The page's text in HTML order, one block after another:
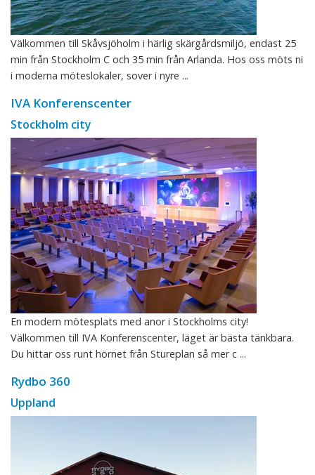
Välkommen till Skåvsjöholm i härlig skärgårdsmiljö, endast 25
min från Stockholm C och 35 min från Arlanda. Hos oss möts ni
i moderna möteslokaler, sover i nyre ...
IVA Konferenscenter
Stockholm city
En modern mötesplats med anor i Stockholms city!
Välkommen till IVA Konferenscenter, läget är bästa tänkbara.
Du hittar oss runt hörnet från Stureplan så mer c ...
Rydbo 360
Uppland